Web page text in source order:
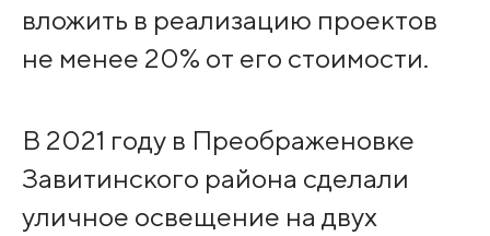
вложить в реализацию проектов
не менее 20% от его стоимости.
В 2021 году в Преображеновке
Завитинского района сделали
уличное освещение на двух